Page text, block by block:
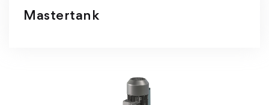
Mastertank